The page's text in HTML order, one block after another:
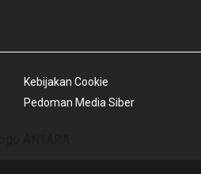
Kebijakan Cookie
Pedoman Media Siber